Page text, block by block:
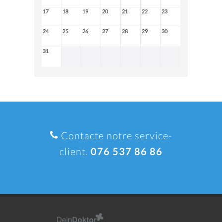
17 18 19 20 21 22 23
24 25 26 27 28 29 30
31
Contacte notre service-
client. 076 537 86 86